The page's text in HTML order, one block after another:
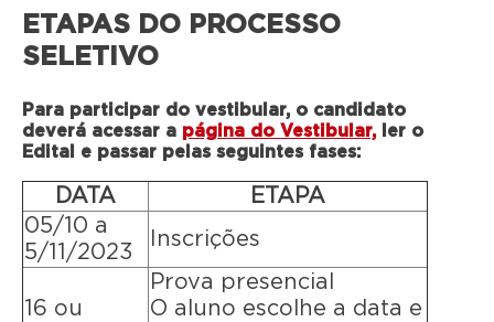
ETAPAS DO PROCESSO
SELETIVO
Para participar do vestibular, o candidato
deverá acessar a página do Vestibular, ler o
Edital e passar pelas seguintes fases:
DATA
ETAPA
05/10 a
5/11/2023
Inscrições
16 ou
Prova presencial
O aluno escolhe a data e